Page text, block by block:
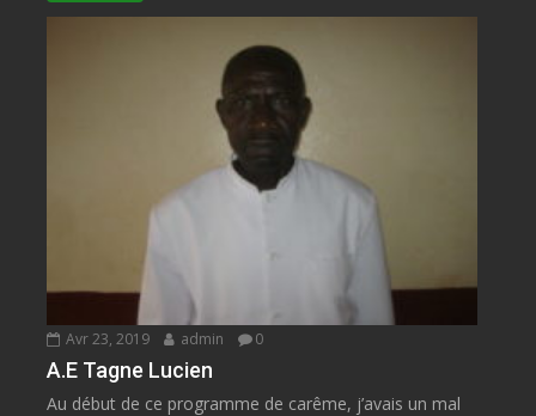
Avr 23, 2019 admin 0
A.E Tagne Lucien
Au début de ce programme de carême, j’avais un mal